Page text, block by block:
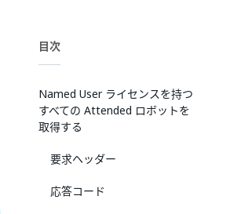
目次
Named User ライセンスを持つ
すべての Attended ロボットを
取得する
要求ヘッダー
応答コード